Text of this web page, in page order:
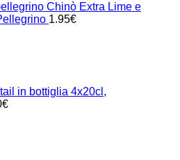
Chinò Extra Lime e
1.95€
in bottiglia 4x20cl,
€